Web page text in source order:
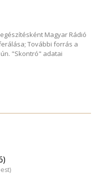
Magyar Rádió
További forrás a
"Skontró" adatai